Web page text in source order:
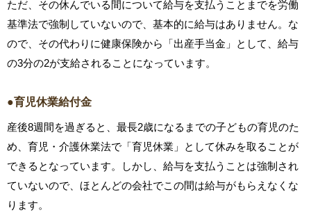
ただ、その休んでいる間について給与を支払うことまでを労働
基準法で強制していないので、基本的に給与はありません。な
ので、その代わりに健康保険から「出産手当金」として、給与
の3分の2が支給されることになっています。
●育児休業給付金
産後8週間を過ぎると、最長2歳になるまでの子どもの育児のた
め、育児・介護休業法で「育児休業」として休みを取ることが
できるとなっています。しかし、給与を支払うことは強制され
ていないので、ほとんどの会社でこの間は給与がもらえなくな
ります。